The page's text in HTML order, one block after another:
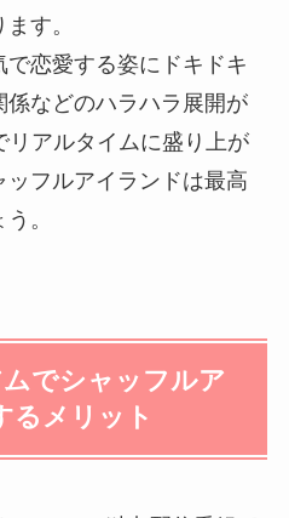
す。
恋愛する姿にドキドキ
係などのハラハラ展開が
リアルタイムに盛り上が
ッフルアイランドは最高
。
でシャッフルア
るメリット